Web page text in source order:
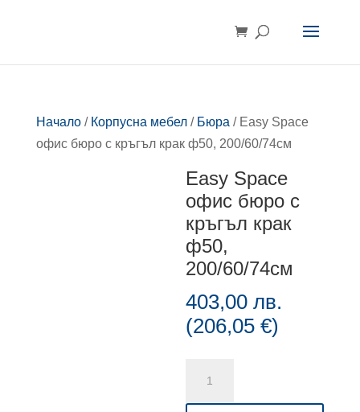
Начало/ Корпусна мебел/ Бюра / Easy Space
офис бюро с кръгъл крак ф50, 200/60/74см
Easy Space
офис бюро с
кръгъл крак
ф50,
200/60/74см
403,00лв.
(206,05€)